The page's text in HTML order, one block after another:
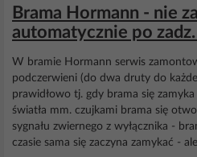
Brama Hormann - nie
automatycznie po
W bramie Hormann serwis
podczerwieni (do dwa druty do
prawidłowo tj. gdy brama się
światła mm. czujkami brama się
sygnału zwiernego z wyłącznika -
czasie sama się zaczyna zamykać -